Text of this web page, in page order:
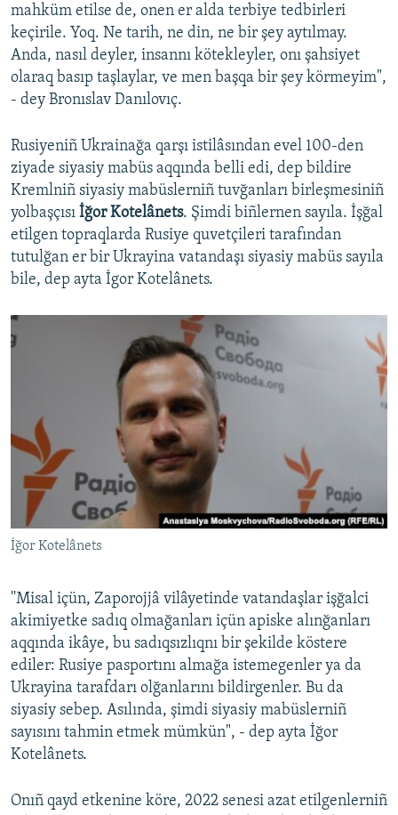
mahküm etilse de, onen er alda terbiye tedbirleri
keçirile. Yoq. Ne tarih, ne din, ne bir şey aytılmay.
Anda, nasıl deyler, insannı kötekleyler, onı şahsiyet
olaraq basıp taşlaylar, ve men başqa bir şey körmeyim",
- dey Bronıslav Danılovıç.
Rusiyeniñ Ukrainağa qarşı istilâsından evel 100-den
ziyade siyasiy mabüs aqqında belli edi, dep bildire
Kremlniñ siyasiy mabüslerniñ tuvğanları birleşmesiniñ
yolbaşçısı İğor Kotelânets. Şimdi biñlernen sayıla. İşğal
etilgen topraqlarda Rusiye quvetçileri tarafından
tutulğan er bir Ukrayina vatandaşı siyasiy mabüs sayıla
bile, dep ayta İgor Kotelânets.
İğor Kotelânets
''Misal içün, Zaporojjâ vilâyetinde vatandaşlar işğalci
akimiyetke sadıq olmağanları içün apiske alınğanları
aqqında ikâye, bu sadıqsızlıqnı bir şekilde köstere
ediler: Rusiye pasportını almağa istemegenler ya da
Ukrayina tarafdarı olğanlarını bildirgenler. Bu da
siyasiy sebep. Asılında, şimdi siyasiy mabüslerniñ
sayısını tahmin etmek mümkün", - dep ayta İğor
Kotelânets.
Onıñ qayd etkenine köre, 2022 senesi azat etilgenlerniñ